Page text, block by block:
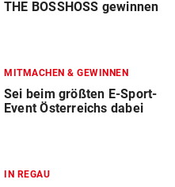
THE BOSSHOSS gewinnen
MITMACHEN & GEWINNEN
Sei beim größten E-Sport-
Event Österreichs dabei
IN REGAU